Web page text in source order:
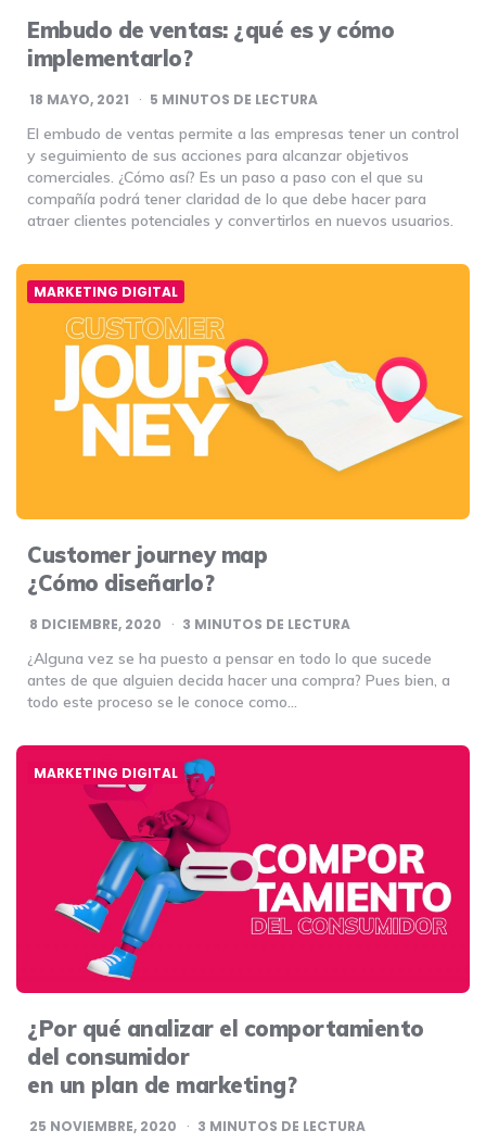
Embudo de ventas: ¿qué es y cómo
implementarlo?
18 MAYO, 2021 5 MINUTOS DE LECTURA
El embudo de ventas permite a las empresas tener un control
y seguimiento de sus acciones para alcanzar objetivos
comerciales. ¿Cómo así? Es un paso a paso con el que su
compañía podrá tener claridad de lo que debe hacer para
atraer clientes potenciales y convertirlos en nuevos usuarios.
MARKETING DIGITAL
Customer journey map
¿Cómo diseñarlo?
8 DICIEMBRE, 2020 3 MINUTOS DE LECTURA
¿Alguna vez se ha puesto a pensar en todo lo que sucede
antes de que alguien decida hacer una compra? Pues bien, a
todo este proceso se le conoce como…
MARKETING DIGITAL
¿Por qué analizar el comportamiento
del consumidor
en un plan de marketing?
25 NOVIEMBRE, 2020 3 MINUTOS DE LECTURA